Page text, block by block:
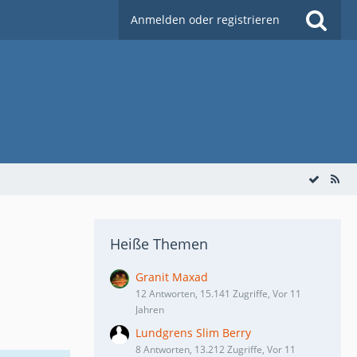
Anmelden oder registrieren
Heiße Themen
Granit Maxad
12 Antworten, 15.141 Zugriffe, Vor 11
Jahren
Lundgrens Slim Berry
8 Antworten, 13.212 Zugriffe, Vor 11